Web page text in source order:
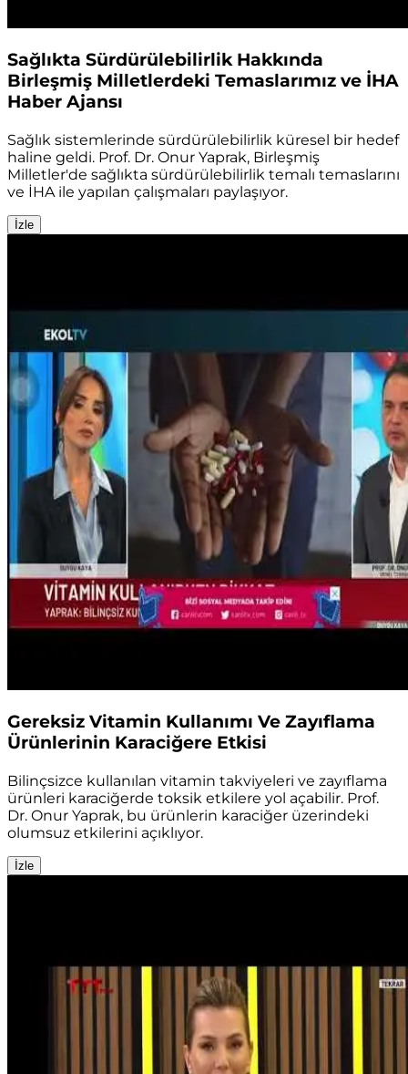
Sağlıkta Sürdürülebilirlik Hakkında
Birleşmiş Milletlerdeki Temaslarımız ve İHA
Haber Ajansı
Sağlık sistemlerinde sürdürülebilirlik küresel bir hedef
haline geldi. Prof. Dr. Onur Yaprak, Birleşmiş
Milletler'de sağlıkta sürdürülebilirlik temalı temaslarını
ve İHA ile yapılan çalışmaları paylaşıyor.
İzle
Gereksiz Vitamin Kullanımı Ve Zayıflama
Ürünlerinin Karaciğere Etkisi
Bilinçsizce kullanılan vitamin takviyeleri ve zayıflama
ürünleri karaciğerde toksik etkilere yol açabilir. Prof.
Dr. Onur Yaprak, bu ürünlerin karaciğer üzerindeki
olumsuz etkilerini açıklıyor.
İzle